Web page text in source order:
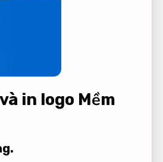
in logo Mềm